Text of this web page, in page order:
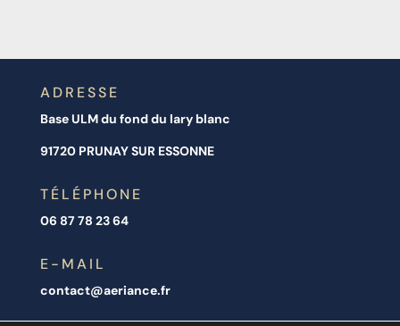
ADRESSE
Base ULM du fond du lary blanc
91720 PRUNAY SUR ESSONNE
TÉLÉPHONE
06 87 78 23 64
E-MAIL
contact@aeriance.fr